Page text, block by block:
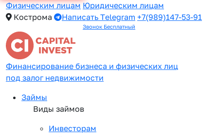
Физическим лицам Юридическим лицам
Кострома
Написать Telegram +7(989)147-53-91
Звонок Бесплатный
Финансирование бизнеса и физических лиц
под залог недвижимости
Займы
Виды займов
Инвесторам